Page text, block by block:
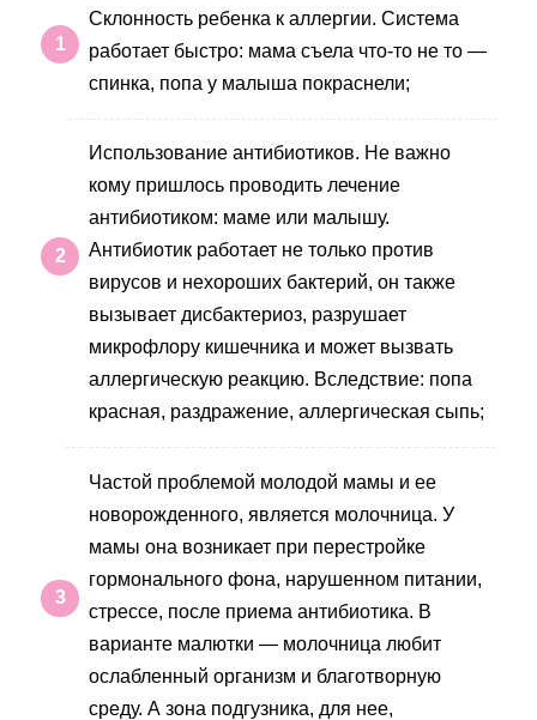
Склонность ребенка к аллергии. Система
работает быстро: мама съела что-то не то —
спинка, попа у малыша покраснели;
Использование антибиотиков. Не важно
кому пришлось проводить лечение
антибиотиком: маме или малышу.
Антибиотик работает не только против
вирусов и нехороших бактерий, он также
вызывает дисбактериоз, разрушает
микрофлору кишечника и может вызвать
аллергическую реакцию. Вследствие: попа
красная, раздражение, аллергическая сыпь;
Частой проблемой молодой мамы и ее
новорожденного, является молочница. У
мамы она возникает при перестройке
гормонального фона, нарушенном питании,
стрессе, после приема антибиотика. В
варианте малютки — молочница любит
ослабленный организм и благотворную
среду. А зона подгузника, для нее,